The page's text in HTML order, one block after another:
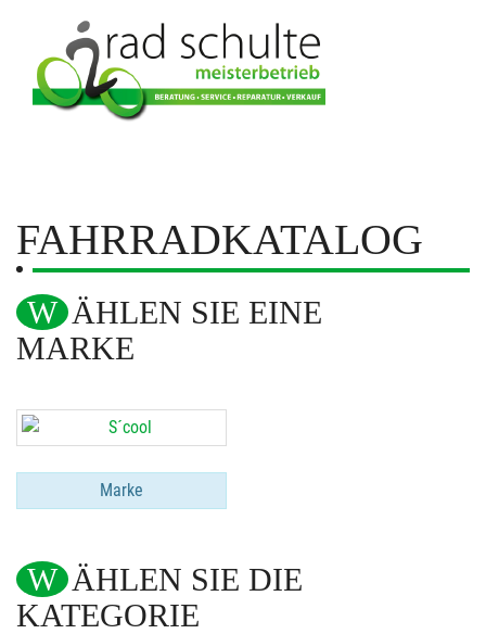
FAHRRADKATALOG
WÄHLEN SIE EINE
MARKE
Marke
WÄHLEN SIE DIE
KATEGORIE